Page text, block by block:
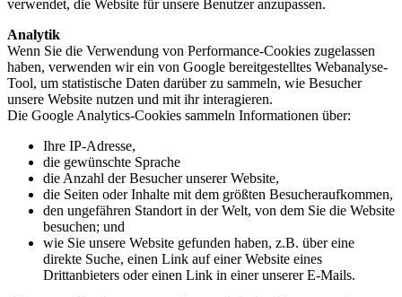
verwendet, die Website für unsere Benutzer anzupassen.
Analytik
Wenn Sie die Verwendung von Performance-Cookies zugelassen
haben, verwenden wir ein von Google bereitgestelltes Webanalyse-
Tool, um statistische Daten darüber zu sammeln, wie Besucher
unsere Website nutzen und mit ihr interagieren.
Die Google Analytics-Cookies sammeln Informationen über:
Ihre IP-Adresse,
die gewünschte Sprache
die Anzahl der Besucher unserer Website,
die Seiten oder Inhalte mit dem größten Besucheraufkommen,
den ungefähren Standort in der Welt, von dem Sie die Website
besuchen; und
wie Sie unsere Website gefunden haben, z.B. über eine
direkte Suche, einen Link auf einer Website eines
Drittanbieters oder einen Link in einer unserer E-Mails.